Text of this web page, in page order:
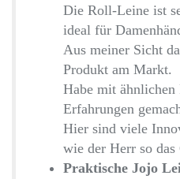
Die Roll-Leine ist
ideal für
Aus meiner Sicht
Produkt am Markt.
Habe mit ähnlichen
Erfahrungen
Hier sind viele
wie der Herr so das
Praktische Jojo